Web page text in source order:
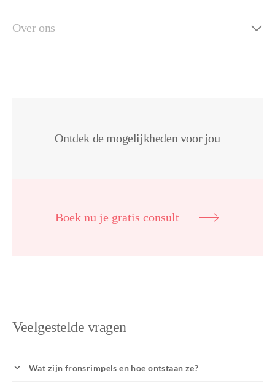
Over ons
Ontdek de mogelijkheden voor jou
Boek nu je gratis consult
Veelgestelde vragen
Wat zijn fronsrimpels en hoe ontstaan ze?